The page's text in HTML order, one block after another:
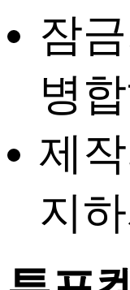
잠
병
제
지